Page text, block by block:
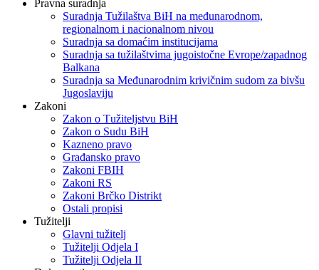
Pravna suradnja
Suradnja Tužilaštva BiH na međunarodnom,
regionalnom i nacionalnom nivou
Suradnja sa domaćim institucijama
Suradnja sa tužilaštvima jugoistočne Evrope/zapadnog
Balkana
Suradnja sa Međunarodnim krivičnim sudom za bivšu
Jugoslaviju
Zakoni
Zakon o Тužiteljstvu BiH
Zakon o Sudu BiH
Kazneno pravo
Građansko pravo
Zakoni FBIH
Zakoni RS
Zakoni Brčko Distrikt
Ostali propisi
Tužitelji
Glavni tužitelj
Tužitelji Odjela I
Tužitelji Odjela II